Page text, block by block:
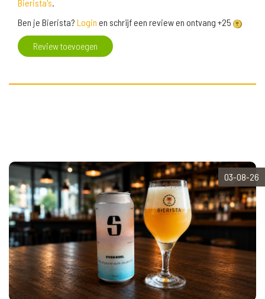
Bierista's.
Ben je Bierista? Login en schrijf een review en ontvang +25
Review toevoegen
03-08-26